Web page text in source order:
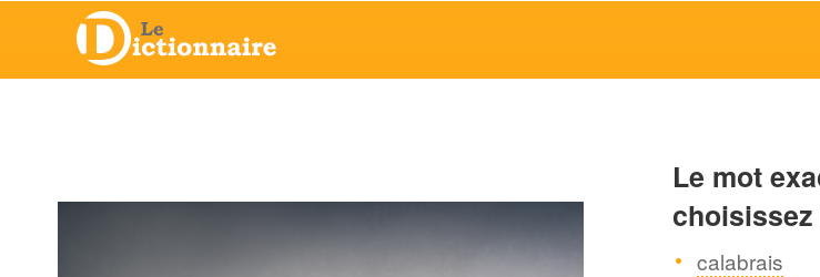
Le mot
calabrais